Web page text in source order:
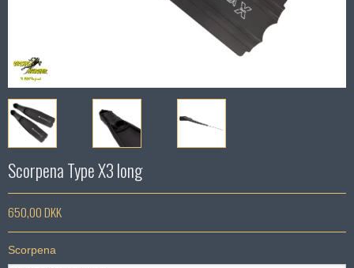
Scorpena Type X3 long
650,00 DKK
Scorpena